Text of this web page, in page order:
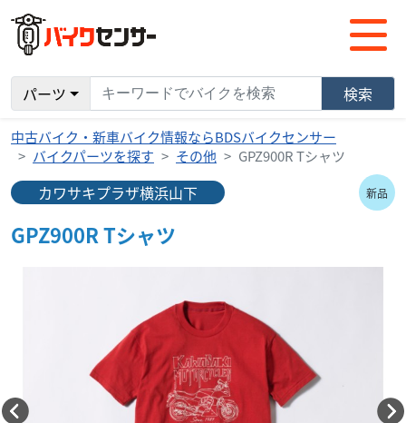
パーツ 検索
中古バイク・新車バイク情報ならBDSバイクセンサー
バイクパーツを探す
その他 GPZ900R Tシャツ
カワサキプラザ横浜山下
GPZ900R Tシャツ
新品